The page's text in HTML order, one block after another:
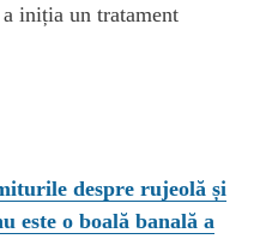
iniția un tratament
despre rujeolă și
este o boală banală a